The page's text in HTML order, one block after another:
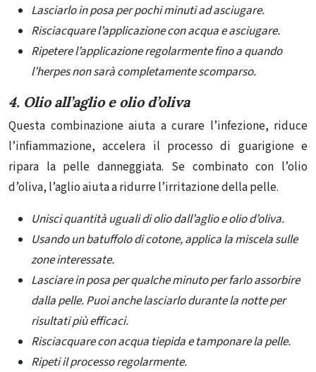
Lasciarlo in posa per pochi minuti ad asciugare.
Risciacquare l’applicazione con acqua e asciugare.
Ripetere l’applicazione regolarmente fino a quando
l’herpes non sarà completamente scomparso.
4. Olio all’aglio e olio d’oliva
Questa combinazione aiuta a curare l’infezione, riduce
l’infiammazione, accelera il processo di guarigione e
ripara la pelle danneggiata. Se combinato con l’olio
d’oliva, l’aglio aiuta a ridurre l’irritazione della pelle.
Unisci quantità uguali di olio dall’aglio e olio d’oliva.
Usando un batuffolo di cotone, applica la miscela sulle
zone interessate.
Lasciare in posa per qualche minuto per farlo assorbire
dalla pelle. Puoi anche lasciarlo durante la notte per
risultati più efficaci.
Risciacquare con acqua tiepida e tamponare la pelle.
Ripeti il ​​processo regolarmente.